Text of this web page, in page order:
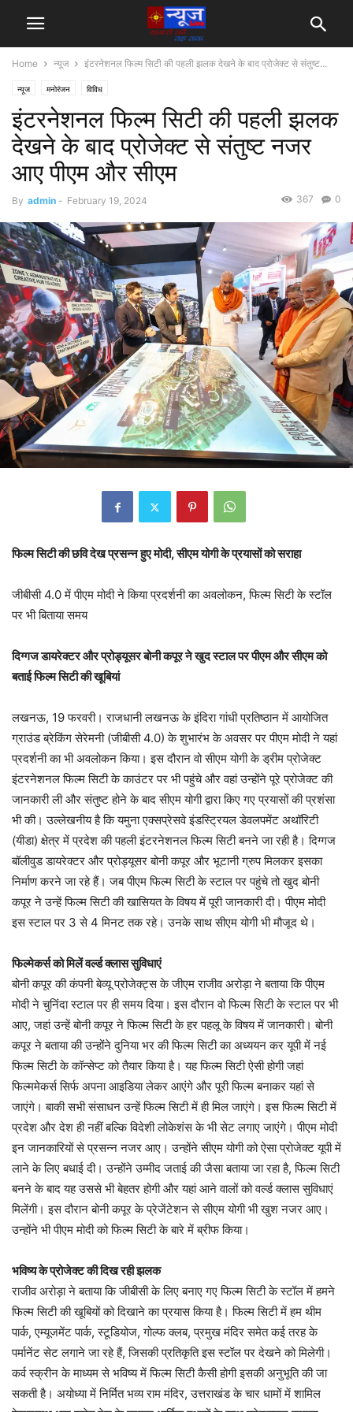
Home न्यूज इंटरनेशनल फिल्म सिटी की पहली झलक देखने के बाद प्रोजेक्ट से संतुष्ट...
न्यूज मनोरंजन विविध
इंटरनेशनल फिल्म सिटी की पहली झलक
देखने के बाद प्रोजेक्ट से संतुष्ट नजर
आए पीएम और सीएम
By admin - February 19, 2024 0
367
फिल्म सिटी की छवि देख प्रसन्न हुए मोदी, सीएम योगी के प्रयासों को सराहा
जीबीसी 4.0 में पीएम मोदी ने किया प्रदर्शनी का अवलोकन, फिल्म सिटी के स्टॉल
पर भी बिताया समय
दिग्गज डायरेक्टर और प्रोड्यूसर बोनी कपूर ने खुद स्टाल पर पीएम और सीएम को
बताई फिल्म सिटी की खूबियां
लखनऊ, 19 फरवरी। राजधानी लखनऊ के इंदिरा गांधी प्रतिष्ठान में आयोजित
ग्राउंड ब्रेकिंग सेरेमनी (जीबीसी 4.0) के शुभारंभ के अवसर पर पीएम मोदी ने यहां
प्रदर्शनी का भी अवलोकन किया। इस दौरान वो सीएम योगी के ड्रीम प्रोजेक्ट
इंटरनेशनल फिल्म सिटी के काउंटर पर भी पहुंचे और वहां उन्होंने पूरे प्रोजेक्ट की
जानकारी ली और संतुष्ट होने के बाद सीएम योगी द्वारा किए गए प्रयासों की प्रशंसा
भी की। उल्लेखनीय है कि यमुना एक्सप्रेसवे इंडस्ट्रियल डेवलपमेंट अथॉरिटी
(यीडा) क्षेत्र में प्रदेश की पहली इंटरनेशनल फिल्म सिटी बनने जा रही है। दिग्गज
बॉलीवुड डायरेक्टर और प्रोड्यूसर बोनी कपूर और भूटानी ग्रुप मिलकर इसका
निर्माण करने जा रहे हैं। जब पीएम फिल्म सिटी के स्टाल पर पहुंचे तो खुद बोनी
कपूर ने उन्हें फिल्म सिटी की खासियत के विषय में पूरी जानकारी दी। पीएम मोदी
इस स्टाल पर 3 से 4 मिनट तक रहे। उनके साथ सीएम योगी भी मौजूद थे।
फिल्मेकर्स को मिलें वर्ल्ड क्लास सुविधाएं
बोनी कपूर की कंपनी बेव्यू प्रोजेक्ट्स के जीएम राजीव अरोड़ा ने बताया कि पीएम
मोदी ने चुनिंदा स्टाल पर ही समय दिया। इस दौरान वो फिल्म सिटी के स्टाल पर भी
आए, जहां उन्हें बोनी कपूर ने फिल्म सिटी के हर पहलू के विषय में जानकारी। बोनी
कपूर ने बताया की उन्होंने दुनिया भर की फिल्म सिटी का अध्ययन कर यूपी में नई
फिल्म सिटी के कॉन्सेप्ट को तैयार किया है। यह फिल्म सिटी ऐसी होगी जहां
फिल्ममेकर्स सिर्फ अपना आइडिया लेकर आएंगे और पूरी फिल्म बनाकर यहां से
जाएंगे। बाकी सभी संसाधन उन्हें फिल्म सिटी में ही मिल जाएंगे। इस फिल्म सिटी में
प्रदेश और देश ही नहीं बल्कि विदेशी लोकेशंस के भी सेट लगाए जाएंगे। पीएम मोदी
इन जानकारियों से प्रसन्न नजर आए। उन्होंने सीएम योगी को ऐसा प्रोजेक्ट यूपी में
लाने के लिए बधाई दी। उन्होंने उम्मीद जताई की जैसा बताया जा रहा है, फिल्म सिटी
बनने के बाद यह उससे भी बेहतर होगी और यहां आने वालों को वर्ल्ड क्लास सुविधाएं
मिलेंगी। इस दौरान बोनी कपूर के प्रेजेंटेशन से सीएम योगी भी खुश नजर आए।
उन्होंने भी पीएम मोदी को फिल्म सिटी के बारे में ब्रीफ किया।
भविष्य के प्रोजेक्ट की दिख रही झलक
राजीव अरोड़ा ने बताया कि जीबीसी के लिए बनाए गए फिल्म सिटी के स्टॉल में हमने
फिल्म सिटी की खूबियों को दिखाने का प्रयास किया है। फिल्म सिटी में हम थीम
पार्क, एम्यूजमेंट पार्क, स्टूडियोज, गोल्फ क्लब, प्रमुख मंदिर समेत कई तरह के
पर्मानेंट सेट लगाने जा रहे हैं, जिसकी प्रतिकृति इस स्टॉल पर देखने को मिलेगी।
कर्व स्क्रीन के माध्यम से भविष्य में फिल्म सिटी कैसी होगी इसकी अनुभूति की जा
सकती है। अयोध्या में निर्मित भव्य राम मंदिर, उत्तराखंड के चार धामों में शामिल